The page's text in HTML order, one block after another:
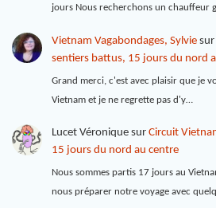
jours Nous recherchons un chauffeur
Vietnam Vagabondages, Sylviesur
sentiers battus, 15 jours du nord
Grand merci, c'est avec plaisir que je
Vietnam et je ne regrette pas d'y…
Lucet Véroniquesur Circuit
15 jours du nord au centre
Nous sommes partis 17 jours au
nous préparer notre voyage avec